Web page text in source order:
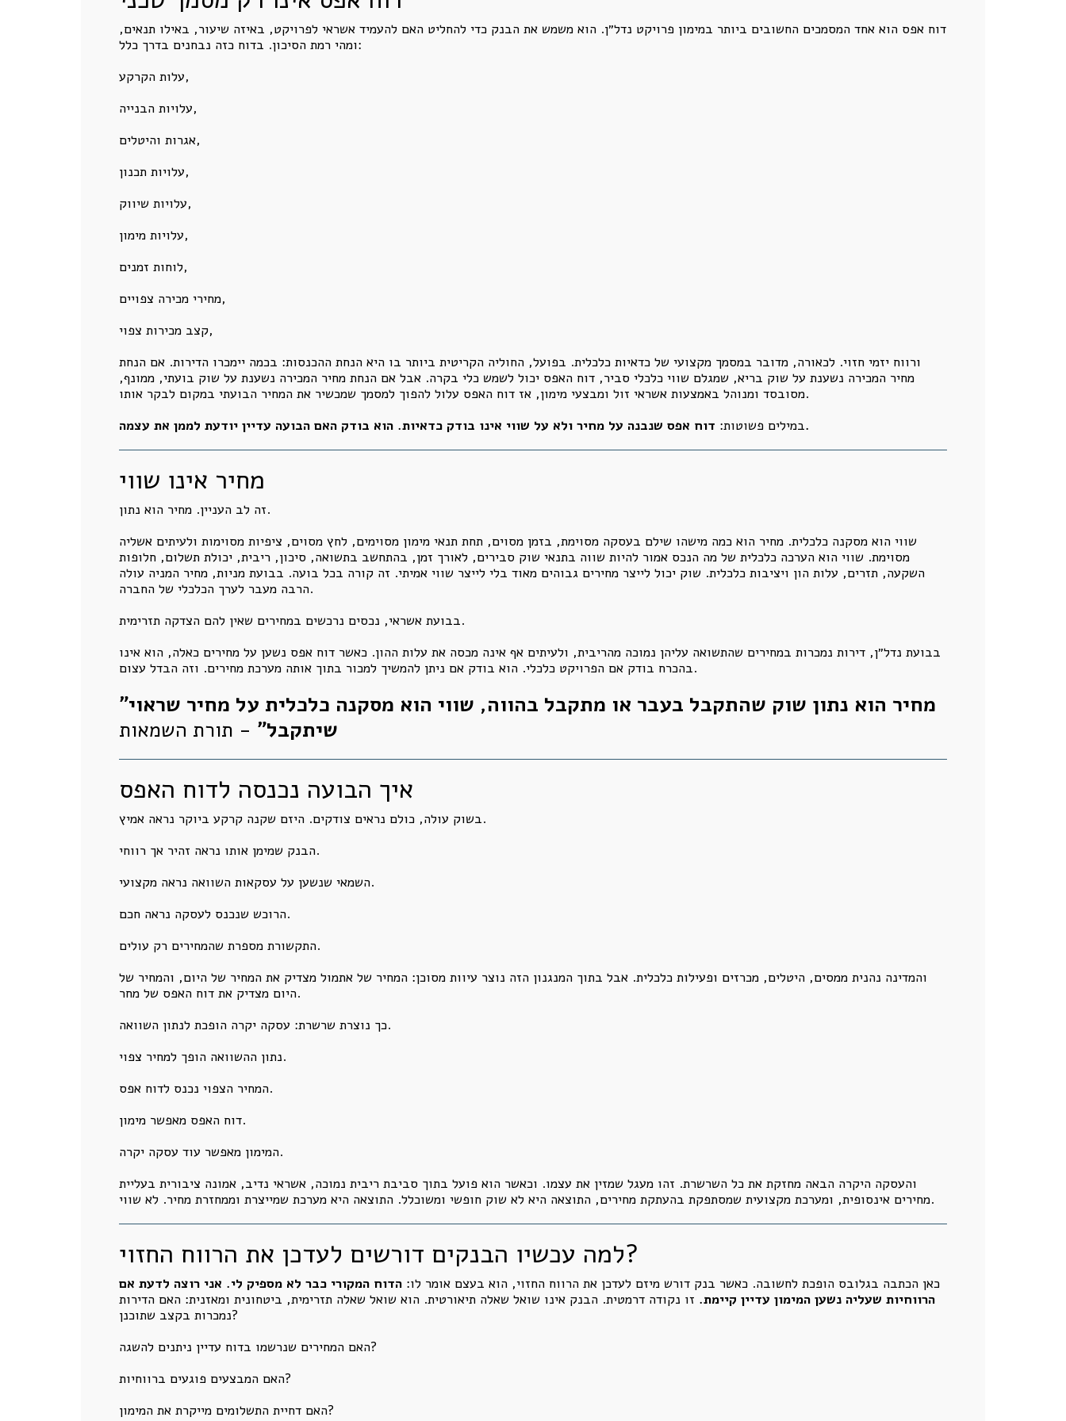
דוח אפס הוא אחד המסמכים החשובים ביותר במימון פרויקט נדל״ן. הוא משמש את הבנק כדי להחליט האם להעמיד אשראי לפרויקט, באיזה שיעור, באילו תנאים,
ומהי רמת הסיכון. בדוח כזה נבחנים בדרך כלל:
עלות הקרקע,
עלויות הבנייה,
אגרות והיטלים,
עלויות תכנון,
עלויות שיווק,
עלויות מימון,
לוחות זמנים,
מחירי מכירה צפויים,
קצב מכירות צפוי,
ורווח יזמי חזוי. לכאורה, מדובר במסמך מקצועי של כדאיות כלכלית. בפועל, החוליה הקריטית ביותר בו היא הנחת ההכנסות: בכמה יימכרו הדירות. אם הנחת
מחיר המכירה נשענת על שוק בריא, שמגלם שווי כלכלי סביר, דוח האפס יכול לשמש כלי בקרה. אבל אם הנחת מחיר המכירה נשענת על שוק בועתי, ממונף,
מסובסד ומנוהל באמצעות אשראי זול ומבצעי מימון, אז דוח האפס עלול להפוך למסמך שמכשיר את המחיר הבועתי במקום לבקר אותו.
במילים פשוטות:דוח אפס שנבנה על מחיר ולא על שווי אינו בודק כדאיות. הוא בודק האם הבועה עדיין יודעת לממן את עצמה.
מחיר אינו שווי
זה לב העניין. מחיר הוא נתון.
שווי הוא מסקנה כלכלית. מחיר הוא כמה מישהו שילם בעסקה מסוימת, בזמן מסוים, תחת תנאי מימון מסוימים, לחץ מסוים, ציפיות מסוימות ולעיתים אשליה
מסוימת. שווי הוא הערכה כלכלית של מה הנכס אמור להיות שווה בתנאי שוק סבירים, לאורך זמן, בהתחשב בתשואה, סיכון, ריבית, יכולת תשלום, חלופות
השקעה, תזרים, עלות הון ויציבות כלכלית. שוק יכול לייצר מחירים גבוהים מאוד בלי לייצר שווי אמיתי. זה קורה בכל בועה. בבועת מניות, מחיר המניה עולה
הרבה מעבר לערך הכלכלי של החברה.
בבועת אשראי, נכסים נרכשים במחירים שאין להם הצדקה תזרימית.
בבועת נדל״ן, דירות נמכרות במחירים שהתשואה עליהן נמוכה מהריבית, ולעיתים אף אינה מכסה את עלות ההון. כאשר דוח אפס נשען על מחירים כאלה, הוא אינו
בהכרח בודק אם הפרויקט כלכלי. הוא בודק אם ניתן להמשיך למכור בתוך אותה מערכת מחירים. וזה הבדל עצום.
"מחיר הוא נתון שוק שהתקבל בעבר או מתקבל בהווה, שווי הוא מסקנה כלכלית על מחיר שראוי
שיתקבל" - תורת השמאות
איך הבועה נכנסה לדוח האפס
בשוק עולה, כולם נראים צודקים. היזם שקנה קרקע ביוקר נראה אמיץ.
הבנק שמימן אותו נראה זהיר אך רווחי.
השמאי שנשען על עסקאות השוואה נראה מקצועי.
הרוכש שנכנס לעסקה נראה חכם.
התקשורת מספרת שהמחירים רק עולים.
והמדינה נהנית ממסים, היטלים, מכרזים ופעילות כלכלית. אבל בתוך המנגנון הזה נוצר עיוות מסוכן: המחיר של אתמול מצדיק את המחיר של היום, והמחיר של
היום מצדיק את דוח האפס של מחר.
כך נוצרת שרשרת: עסקה יקרה הופכת לנתון השוואה.
נתון ההשוואה הופך למחיר צפוי.
המחיר הצפוי נכנס לדוח אפס.
דוח האפס מאפשר מימון.
המימון מאפשר עוד עסקה יקרה.
והעסקה היקרה הבאה מחזקת את כל השרשרת. זהו מעגל שמזין את עצמו. וכאשר הוא פועל בתוך סביבת ריבית נמוכה, אשראי נדיב, אמונה ציבורית בעליית
מחירים אינסופית, ומערכת מקצועית שמסתפקת בהעתקת מחירים, התוצאה היא לא שוק חופשי ומשוכלל. התוצאה היא מערכת שמייצרת וממחזרת מחיר. לא שווי.
למה עכשיו הבנקים דורשים לעדכן את הרווח החזוי?
כאן הכתבה בגלובס הופכת לחשובה. כאשר בנק דורש מיזם לעדכן את הרווח החזוי, הוא בעצם אומר לו: הדוח המקורי כבר לא מספיק לי. אני רוצה לדעת אם
הרווחיות שעליה נשען המימון עדיין קיימת. זו נקודה דרמטית. הבנק אינו שואל שאלה תיאורטית. הוא שואל שאלה תזרימית, ביטחונית ומאזנית: האם הדירות
נמכרות בקצב שתוכנן?
האם המחירים שנרשמו בדוח עדיין ניתנים להשגה?
האם המבצעים פוגעים ברווחיות?
האם דחיית התשלומים מייקרת את המימון?